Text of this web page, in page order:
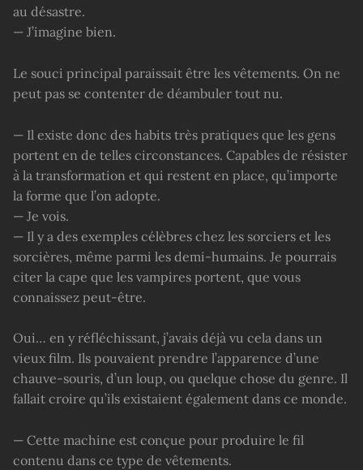
au désastre.
— J’imagine bien.
Le souci principal paraissait être les vêtements. On ne
peut pas se contenter de déambuler tout nu.
— Il existe donc des habits très pratiques que les gens
portent en de telles circonstances. Capables de résister
à la transformation et qui restent en place, qu’importe
la forme que l’on adopte.
— Je vois.
— Il y a des exemples célèbres chez les sorciers et les
sorcières, même parmi les demi-humains. Je pourrais
citer la cape que les vampires portent, que vous
connaissez peut-être.
Oui… en y réfléchissant, j’avais déjà vu cela dans un
vieux film. Ils pouvaient prendre l’apparence d’une
chauve-souris, d’un loup, ou quelque chose du genre. Il
fallait croire qu’ils existaient également dans ce monde.
— Cette machine est conçue pour produire le fil
contenu dans ce type de vêtements.